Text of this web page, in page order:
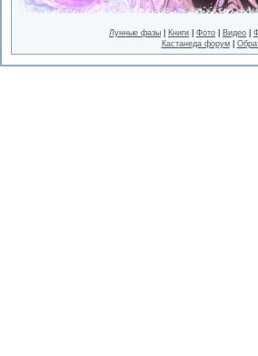
Лунные фазы Книги Фото Видео
Кастанеда форум|